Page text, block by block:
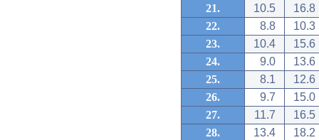
21.
10.5
16.8
22.
8.8
10.3
23.
10.4
15.6
24.
9.0
13.6
25.
8.1
12.6
26.
9.7
15.0
27.
11.7
16.5
28.
13.4
18.2